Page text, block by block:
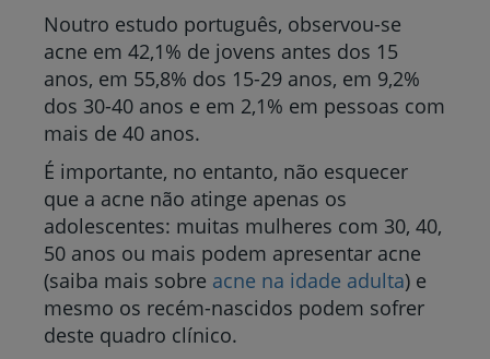
Noutro estudo português, observou-se
acne em 42,1% de jovens antes dos 15
anos, em 55,8% dos 15-29 anos, em 9,2%
dos 30-40 anos e em 2,1% em pessoas com
mais de 40 anos.
É importante, no entanto, não esquecer
que a acne não atinge apenas os
adolescentes: muitas mulheres com 30, 40,
50 anos ou mais podem apresentar acne
(saiba mais sobre acne na idade adulta) e
mesmo os recém-nascidos podem sofrer
deste quadro clínico.